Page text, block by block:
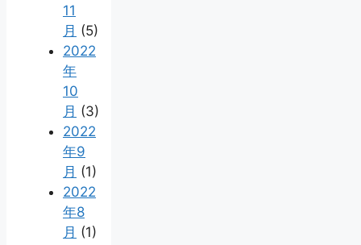
11
月 (5)
2022
年
10
月 (3)
2022
年9
月 (1)
2022
年8
月 (1)